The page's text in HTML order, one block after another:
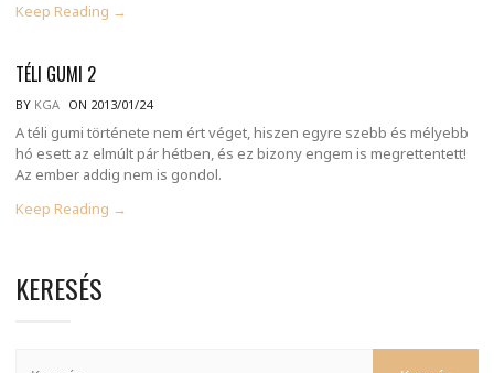
Keep Reading →
TÉLI GUMI 2
BY KGA ON 2013/01/24
A téli gumi története nem ért véget, hiszen egyre szebb és mélyebb
hó esett az elmúlt pár hétben, és ez bizony engem is megrettentett!
Az ember addig nem is gondol.
Keep Reading →
KERESÉS